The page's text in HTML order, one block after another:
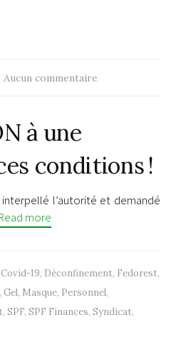
Aucun commentaire
à une
conditions !
l’autorité et demandé
more
Covid-19, Déconfinement, Fedorest,
, Gel, Masque, Personnel,
, SPF, SPF Finances, Syndicat,